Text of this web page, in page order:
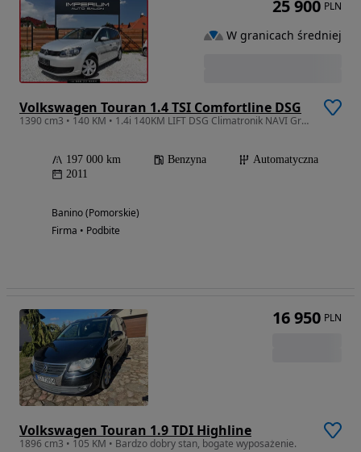
Volkswagen Touran 1.4 TSI Comfortline DSG
1390 cm3 • 140 KM • 1.4i 140KM LIFT DSG Climatronik NAVI Grzane Fotele Serwis Bezwypadkowy
197 000 km Benzyna
Automatyczna
2011
Banino (Pomorskie)
Firma • Podbite
25 900 PLN
W granicach średniej
Volkswagen Touran 1.9 TDI Highline
1896 cm3 • 105 KM • Bardzo dobry stan, bogate wyposażenie.
16 950 PLN